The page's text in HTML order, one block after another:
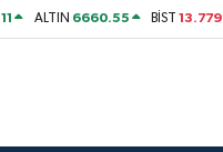
ALTIN 6660.55 BİST13.779